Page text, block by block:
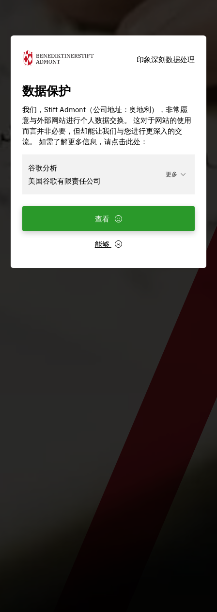
印象深刻数据处理
数据保护
我们，Stift Admont（公司地址：奥地利），非常愿
意与外部网站进行个人数据交换。 这对于网站的使用
而言并非必要，但却能让我们与您进行更深入的交
流。 如需了解更多信息，请点击此处：
谷歌分析
美国谷歌有限责任公司
更多
能够
查看